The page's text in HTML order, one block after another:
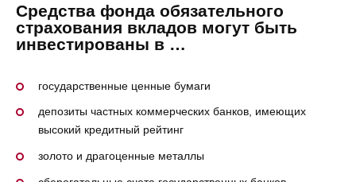
Средства фонда обязательного
страхования вкладов могут быть
инвестированы в …
государственные ценные бумаги
депозиты частных коммерческих банков, имеющих
высокий кредитный рейтинг
золото и драгоценные металлы